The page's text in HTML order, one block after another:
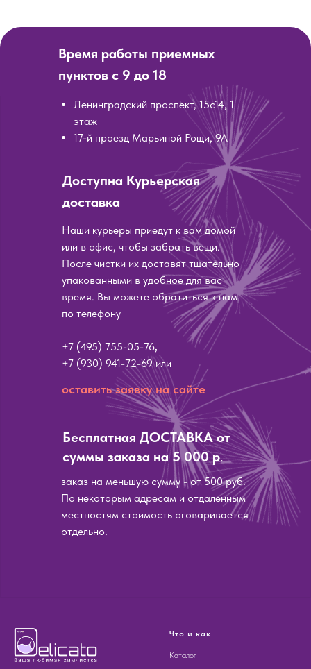
Время работы приемных
пунктов с 9 до 18
Наши курьеры приедут к вам домой
или в офис, чтобы забрать вещи.
После чистки их доставят тщательно
упакованными в удобное для вас
время. Вы можете обратиться к нам
по телефону
+7 (495) 755-05-76,
+7 (930) 941-72-69или
Ленинградский проспект, 15с14, 1
этаж
17-й проезд Марьиной Рощи, 9А
Доступна Курьерская
доставка
оставить заявку на сайте
Бесплатная ДОСТАВКА от
суммы заказа на 5 000 р.
заказ на меньшую сумму - от 500 руб.
По некоторым адресам и отдаленным
местностям стоимость оговаривается
отдельно.
Что и как
Каталог